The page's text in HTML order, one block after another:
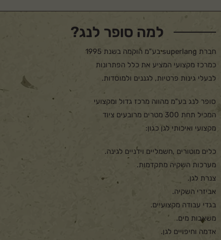
למה סופר לנג?
חברת superlang בע"מ הוקמה בשנת 1995
כמרכז מקצועי המציע את כלל הפתרונות
לבעלי גינות פרטיות, לגננים ולמוסדות.
סופר לנג בע"מ מהווה מרכז גדול ומקצועי
המכיל תחת 300 מטרים מרובעים ציוד
מקצועי ואיכותי לגן כגון:
כלים מוטורים ,חשמליים וידניים לגינה.
מערכות השקיה מתקדמות.
צנרת לגן.
אביזרי השקיה.
בגדי עבודה מקצועיים.
משאבות מים.
אדמה וחיפויים לגן.